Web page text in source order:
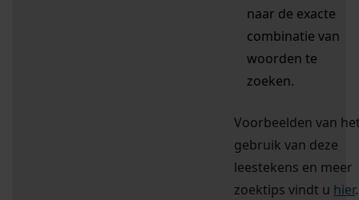
naar de exacte
combinatie van
woorden te
zoeken.
Voorbeelden van
gebruik van deze
leestekens en meer
zoektips vindt u hier.